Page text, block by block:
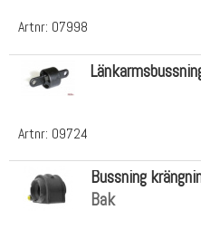
Artnr: 07998
Artnr: 09724
Bussning
Bak